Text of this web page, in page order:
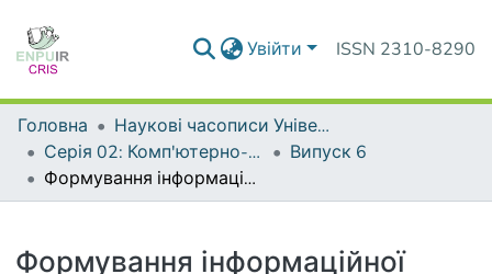
Увійти ISSN 2310-8290
Головна
Наукові часописи Університету
Серія 02: Комп'ютерно-орієнтовані системи навчання
Випуск 6
Формування інформаційної культури студентів вищого навчального закладу фінансового профілю
Формування інформаційної